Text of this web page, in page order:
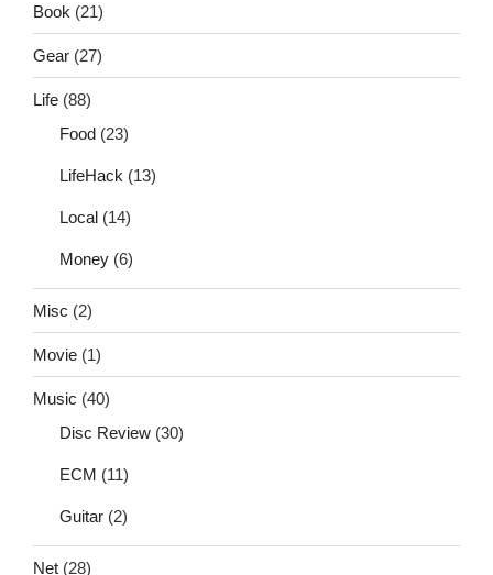
Book (21)
Gear (27)
Life (88)
Food (23)
LifeHack (13)
Local (14)
Money (6)
Misc (2)
Movie (1)
Music (40)
Disc Review (30)
ECM (11)
Guitar (2)
Net (28)